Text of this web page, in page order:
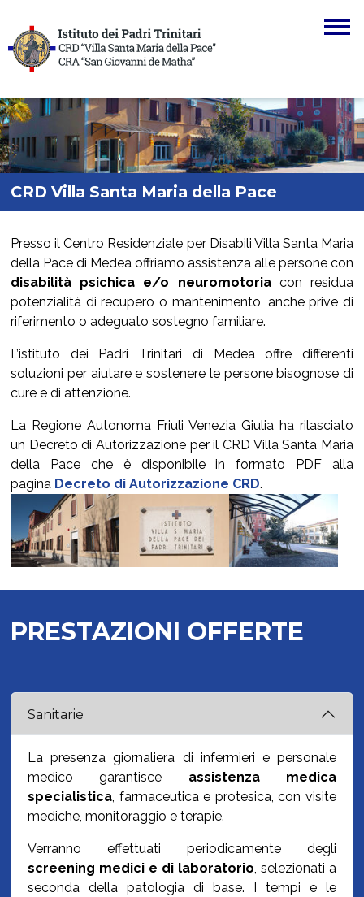
You are here:
CRD Villa Santa Maria della Pace
Show larger version for:Show larger version for:
Show larger
Presso il Centro Residenziale per Disabili Villa Santa Maria
della Pace di Medea offriamo assistenza alle persone con
disabilità psichica e/o neuromotoriacon residua
potenzialità di recupero o mantenimento, anche prive di
riferimento o adeguato sostegno familiare.
L’istituto dei Padri Trinitari di Medea offre differenti
soluzioni per aiutare e sostenere le persone bisognose di
cure e di attenzione.
La Regione Autonoma Friuli Venezia Giulia ha rilasciato
un Decreto di Autorizzazione per il CRD Villa Santa Maria
della Pace che è disponibile in formato PDF alla
pagina Decreto di Autorizzazione CRD.
PRESTAZIONI OFFERTE
Sanitarie
La presenza giornaliera di infermieri e personale
medico garantisce assistenza medica
specialistica, farmaceutica e protesica, con visite
mediche, monitoraggio e terapie.
Verranno effettuati periodicamente degli
screening medici e di laboratorio, selezionati a
seconda della patologia di base. I tempi e le